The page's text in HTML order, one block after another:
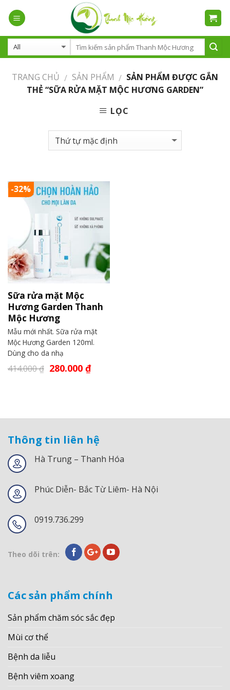
TRANG CHỦ / SẢN PHẨM / SẢN PHẨM ĐƯỢC GẮN
THẺ “SỮA RỬA MẶT MỘC HƯƠNG GARDEN”
LỌC
-32%
Sữa rửa mặt Mộc
Hương Garden Thanh
Mộc Hương
Mẫu mới nhất. Sữa rửa mặt
Mộc Hương Garden 120ml.
Dùng cho da nhạ
414.000₫ 280.000 ₫
Thông tin liên hệ
Hà Trung – Thanh Hóa
Phúc Diễn- Bắc Từ Liêm- Hà Nội
0919.736.299
Theo dõi trên:
Các sản phẩm chính
Sản phẩm chăm sóc sắc đẹp
Mùi cơ thể
Bệnh da liễu
Bệnh viêm xoang